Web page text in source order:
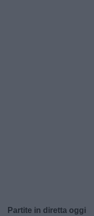
Partite in diretta oggi